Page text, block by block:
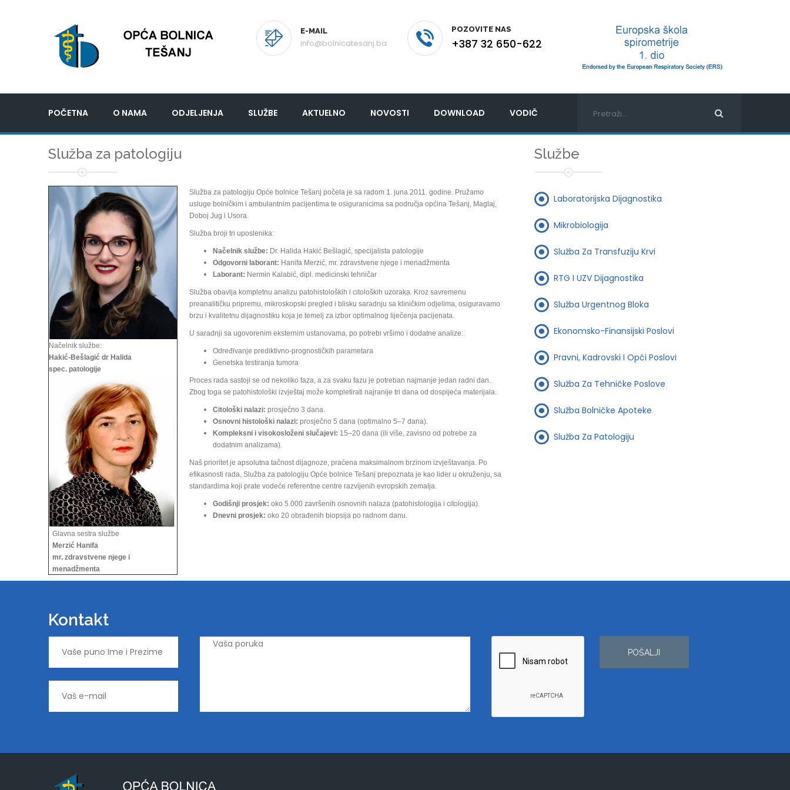
E-MAIL
info@bolnicatesanj.ba
POZOVITE NAS
+387 32 650-622
POČETNA O NAMA ODJELJENJA SLUŽBE AKTUELNO NOVOSTI DOWNLOAD VODIČ
Služba za patologiju
Načelnik službe:
Hakić-Bešlagić dr Halida
spec. patologije
Glavna sestra službe
Merzić Hanifa
mr. zdravstvene njege i
menadžmenta
Služba za patologiju Opće bolnice Tešanj počela je sa radom 1. juna 2011. godine. Pružamo
usluge bolničkim i ambulantnim pacijentima te osiguranicima sa područja općina Tešanj, Maglaj,
Doboj Jug i Usora.
Služba broji tri uposlenika:
Načelnik službe: Dr. Halida Hakić Bešlagić, specijalista patologije
Odgovorni laborant: Hanifa Merzić, mr. zdravstvene njege i menadžmenta
Laborant: Nermin Kalabić, dipl. medicinski tehničar
Služba obavlja kompletnu analizu patohistoloških i citoloških uzoraka. Kroz savremenu
preanalitičku pripremu, mikroskopski pregled i blisku saradnju sa kliničkim odjelima, osiguravamo
brzu i kvalitetnu dijagnostiku koja je temelj za izbor optimalnog liječenja pacijenata.
U saradnji sa ugovorenim eksternim ustanovama, po potrebi vršimo i dodatne analize:
Određivanje prediktivno-prognostičkih parametara
Genetska testiranja tumora
Proces rada sastoji se od nekoliko faza, a za svaku fazu je potreban najmanje jedan radni dan.
Zbog toga se patohistološki izvještaj može kompletirati najranije tri dana od dospijeća materijala.
Citološki nalazi: prosječno 3 dana.
Osnovni histološki nalazi: prosječno 5 dana (optimalno 5–7 dana).
Kompleksni i visokosloženi slučajevi: 15–20 dana (ili više, zavisno od potrebe za
dodatnim analizama).
Naš prioritet je apsolutna tačnost dijagnoze, praćena maksimalnom brzinom izvještavanja. Po
efikasnosti rada, Služba za patologiju Opće bolnice Tešanj prepoznata je kao lider u okruženju, sa
standardima koji prate vodeće referentne centre razvijenih evropskih zemalja.
Godišnji prosjek: oko 5.000 završenih osnovnih nalaza (patohistologija i citologija).
Dnevni prosjek: oko 20 obrađenih biopsija po radnom danu.
Službe
Laboratorijska Dijagnostika
Mikrobiologija
Služba Za Transfuziju Krvi
RTG I UZV Dijagnostika
Služba Urgentnog Bloka
Ekonomsko-Finansijski Poslovi
Pravni, Kadrovski I Opći Poslovi
Služba Za Tehničke Poslove
Služba Bolničke Apoteke
Služba Za Patologiju
Kontakt
POŠALJI